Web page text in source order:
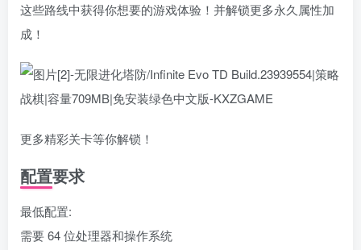
这些路线中获得你想要的游戏体验！并解锁更多永久属性加
成！
更多精彩关卡等你解锁！
配置要求
最低配置:
需要 64 位处理器和操作系统